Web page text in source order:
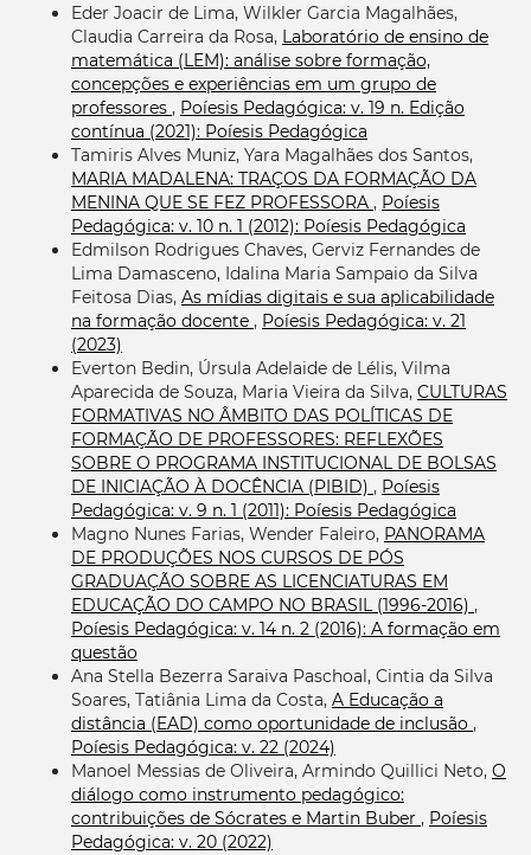
Eder Joacir de Lima, Wilkler Garcia Magalhães,
Claudia Carreira da Rosa, Laboratório de ensino de
matemática (LEM): análise sobre formação,
concepções e experiências em um grupo de
professores , Poíesis Pedagógica: v. 19 n. Edição
contínua (2021): Poíesis Pedagógica
Tamiris Alves Muniz, Yara Magalhães dos Santos,
MARIA MADALENA: TRAÇOS DA FORMAÇÃO DA
MENINA QUE SE FEZ PROFESSORA , Poíesis
Pedagógica: v. 10 n. 1 (2012): Poíesis Pedagógica
Edmilson Rodrigues Chaves, Gerviz Fernandes de
Lima Damasceno, Idalina Maria Sampaio da Silva
Feitosa Dias, As mídias digitais e sua aplicabilidade
na formação docente , Poíesis Pedagógica: v. 21
(2023)
Everton Bedin, Úrsula Adelaide de Lélis, Vilma
Aparecida de Souza, Maria Vieira da Silva, CULTURAS
FORMATIVAS NO ÂMBITO DAS POLÍTICAS DE
FORMAÇÃO DE PROFESSORES: REFLEXÕES
SOBRE O PROGRAMA INSTITUCIONAL DE BOLSAS
DE INICIAÇÃO À DOCÊNCIA (PIBID) , Poíesis
Pedagógica: v. 9 n. 1 (2011): Poíesis Pedagógica
Magno Nunes Farias, Wender Faleiro, PANORAMA
DE PRODUÇÕES NOS CURSOS DE PÓS
GRADUAÇÃO SOBRE AS LICENCIATURAS EM
EDUCAÇÃO DO CAMPO NO BRASIL (1996-2016) ,
Poíesis Pedagógica: v. 14 n. 2 (2016): A formação em
questão
Ana Stella Bezerra Saraiva Paschoal, Cintia da Silva
Soares, Tatiânia Lima da Costa, A Educação a
distância (EAD) como oportunidade de inclusão ,
Poíesis Pedagógica: v. 22 (2024)
Manoel Messias de Oliveira, Armindo Quillici Neto, O
diálogo como instrumento pedagógico:
contribuições de Sócrates e Martin Buber , Poíesis
Pedagógica: v. 20 (2022)